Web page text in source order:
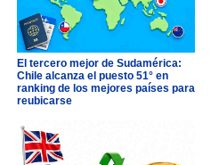
El tercero mejor de Sudamérica:
Chile alcanza el puesto 51° en
ranking de los mejores países para
reubicarse